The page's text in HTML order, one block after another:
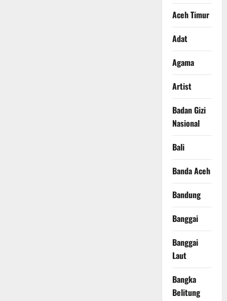
Aceh Timur
Adat
Agama
Artist
Badan Gizi
Nasional
Bali
Banda Aceh
Bandung
Banggai
Banggai
Laut
Bangka
Belitung